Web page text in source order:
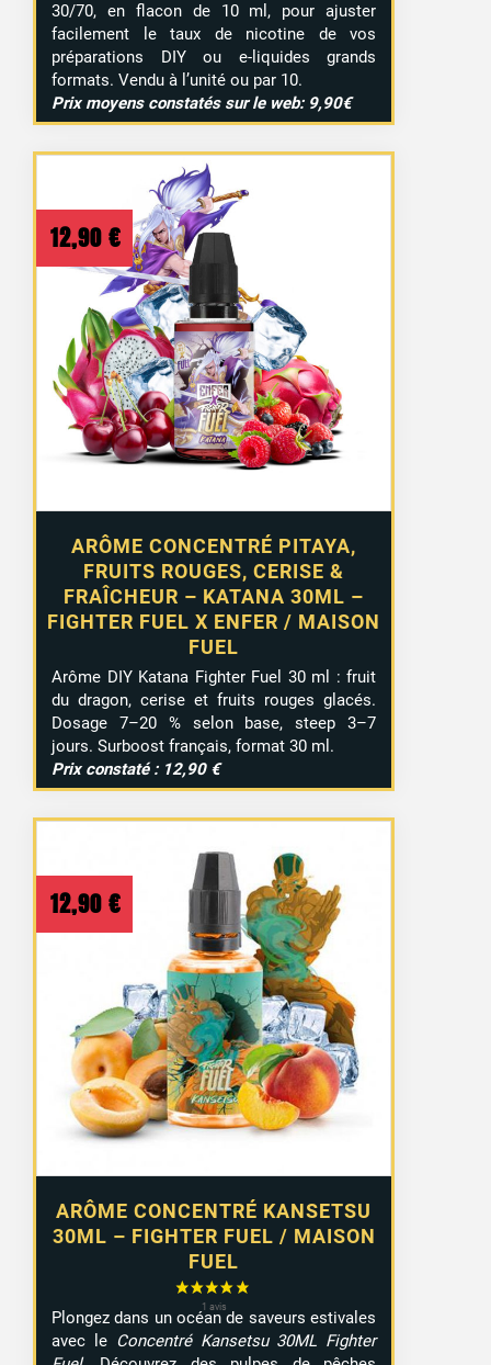
30/70, en flacon de 10 ml, pour ajuster
facilement le taux de nicotine de vos
préparations DIY ou e-liquides grands
formats. Vendu à l’unité ou par 10.
Prix moyens constatés sur le web: 9,90€
ARÔME CONCENTRÉ PITAYA,
FRUITS ROUGES, CERISE &
FRAÎCHEUR – KATANA 30ML –
FIGHTER FUEL X ENFER / MAISON
FUEL
12,90 €
Arôme DIY Katana Fighter Fuel 30 ml : fruit
du dragon, cerise et fruits rouges glacés.
Dosage 7–20 % selon base, steep 3–7
jours. Surboost français, format 30 ml.
Prix constaté : 12,90 €
ARÔME CONCENTRÉ KANSETSU
30ML – FIGHTER FUEL / MAISON
FUEL
12,90 €
Plongez dans un océan de saveurs estivales
avec leConcentré Kansetsu 30ML Fighter